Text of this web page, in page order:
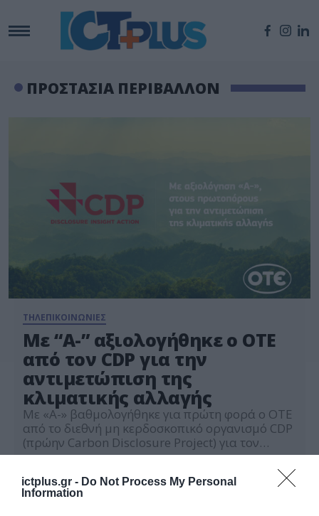
ictplus.gr - Do Not Process My Personal
Information
ΠΡΟΣΤΑΣΙΑ ΠΕΡΙΒΑΛΛΟΝ
ΤΗΛΕΠΙΚΟΙΝΩΝΙΕΣ
Με “Α-” αξιολογήθηκε ο ΟΤΕ
από τον CDP για την
αντιμετώπιση της
κλιματικής αλλαγής
Με «Α-» βαθμολογήθηκε για πρώτη φορά ο ΟΤΕ
από το διεθνή μη κερδοσκοπικό οργανισμό CDP
(πρώην Carbon Disclosure Project) για τον
τρόπο που δημοσιοποιεί και διαχειρίζεται τις
κλιματική αλλαγή. Για το 2021, ο ΟΤΕ βρίσκεται
στην κατηγορία «Leadership Α/Α-» μεταξύ